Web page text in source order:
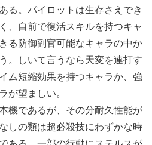
る。パイロットは生存さえでき
、自前で復活スキルを持つキャ
る防御副官可能なキャラの中か
。しいて言うなら天変を連打す
ム短縮効果を持つキャラか、強
が望ましい。
機であるが、その分耐久性能が
しの類は超必殺技にわずかな時